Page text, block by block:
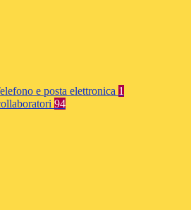
e posta elettronica 1
94